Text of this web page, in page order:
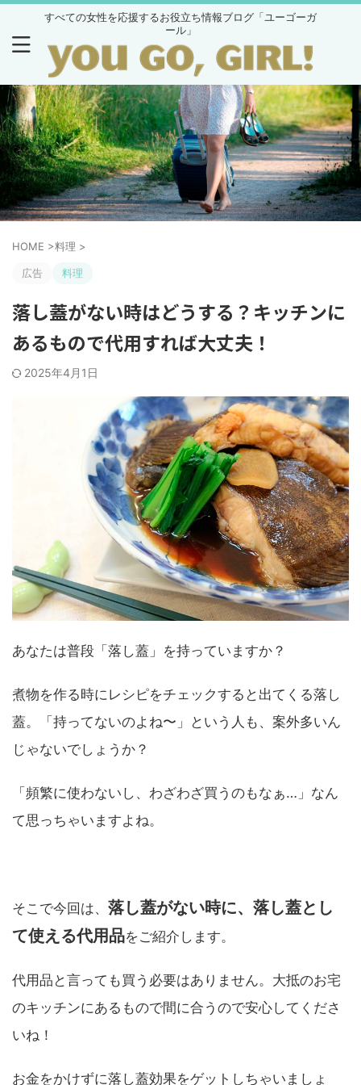
すべての女性を応援するお役立ち情報ブログ「ユーゴーガ
ール」
HOME >料理 >
広告 料理
落し蓋がない時はどうする？キッチンに
あるもので代用すれば大丈夫！
2025年4月1日
あなたは普段「落し蓋」を持っていますか？
煮物を作る時にレシピをチェックすると出てくる落し
蓋。「持ってないのよね〜」という人も、案外多いん
じゃないでしょうか？
「頻繁に使わないし、わざわざ買うのもなぁ…」なん
て思っちゃいますよね。
そこで今回は、 落し蓋がない時に、落し蓋とし
て使える代用品をご紹介します。
代用品と言っても買う必要はありません。大抵のお宅
のキッチンにあるもので間に合うので安心してくださ
いね！
お金をかけずに落し蓋効果をゲットしちゃいましょ